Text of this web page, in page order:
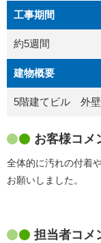
工事期間
約5週間
建物概要
5階建てビル 外
お客様コメ
全体的に汚れの付着
お願いしました。
担当者コメ